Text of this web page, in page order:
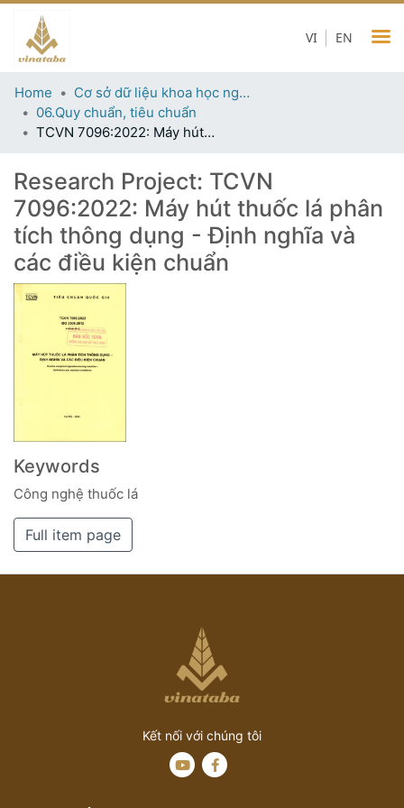
EN
VI
Home
Cơ sở dữ liệu khoa học ngành thuốc lá
06.Quy chuẩn, tiêu chuẩn
TCVN 7096:2022: Máy hút thuốc lá phân tích thông dụng - Định nghĩa và các điều kiện chuẩn
Research Project: TCVN
7096:2022: Máy hút thuốc lá phân
tích thông dụng - Định nghĩa và
các điều kiện chuẩn
Keywords
Công nghệ thuốc lá
Full item page
Kết nối với chúng tôi